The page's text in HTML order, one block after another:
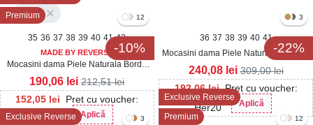
Bordo
Premium
-10%
12
35 36 37 38 39 40 41 42
MADE BY REVERSE
Mocasini dama Piele Naturala Bordo
Harla
152,05 lei
Pret cu voucher:
Her20
Aplică
190,06 lei 212,51lei
-22%
3
36 37 38 39 40 41
Mocasini dama Piele Naturala Intoarsa
Bordo Jayre
192,06lei Pret cu voucher:
Her20
Aplică
240,08 lei 309,00lei
Exclusive Reverse 3
Exclusive Reverse
Premium
12